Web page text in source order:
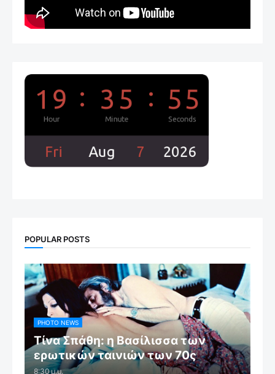
POPULAR POSTS
PHOTO NEWS
Τίνα Σπάθη: η Βασίλισσα των
ερωτικών ταινιών των 70ς
8:30 μ.μ.